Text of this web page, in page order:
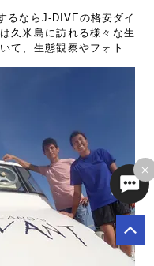
るならJ-DIVEの格安ダイ
久米島に訪れる様々な生
て、生態観察やフォト派
×